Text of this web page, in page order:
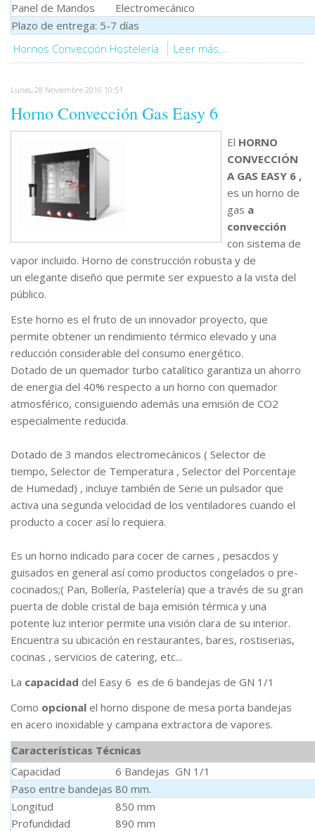
Panel de Mandos
Electromecánico
Plazo de entrega: 5-7 días
Hornos Convección Hostelería
Leer más...
Lunes, 28 Noviembre 2016 10:51
Horno Convección Gas Easy 6
El HORNO
CONVECCIÓN
A GAS EASY 6 ,
es un horno de
gas a
convección
con sistema de
vapor incluido. Horno de construcción robusta y de
un elegante diseño que permite ser expuesto a la vista del
público.
Este horno es el fruto de un innovador proyecto, que
permite obtener un rendimiento térmico elevado y una
reducción considerable del consumo energético.
Dotado de un quemador turbo catalítico garantiza un ahorro
de energia del 40% respecto a un horno con quemador
atmosférico, consiguiendo además una emisión de CO2
especialmente reducida.
Dotado de 3 mandos electromecánicos ( Selector de
tiempo, Selector de Temperatura , Selector del Porcentaje
de Humedad) , incluye también de Serie un pulsador que
activa una segunda velocidad de los ventiladores cuando el
producto a cocer así lo requiera.
Es un horno indicado para cocer de carnes , pesacdos y
guisados en general así como productos congelados o pre-
cocinados;( Pan, Bollería, Pastelería) que a través de su gran
puerta de doble cristal de baja emisión térmica y una
potente luz interior permite una visión clara de su interior.
Encuentra su ubicación en restaurantes, bares, rostiserias,
cocinas , servicios de catering, etc...
La capacidad del Easy 6 es de 6 bandejas de GN 1/1
Como opcional el horno dispone de mesa porta bandejas
en acero inoxidable y campana extractora de vapores.
Características Técnicas
Capacidad
6 Bandejas GN 1/1
Paso entre bandejas 80 mm.
Longitud
Profundidad
850 mm
890 mm